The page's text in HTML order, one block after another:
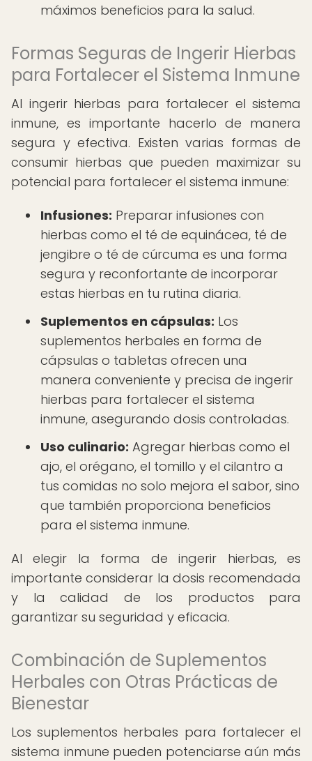
máximos beneficios para la salud.
Formas Seguras de Ingerir Hierbas
para Fortalecer el Sistema Inmune
Al ingerir hierbas para fortalecer el sistema
inmune, es importante hacerlo de manera
segura y efectiva. Existen varias formas de
consumir hierbas que pueden maximizar su
potencial para fortalecer el sistema inmune:
Infusiones: Preparar infusiones con
hierbas como el té de equinácea, té de
jengibre o té de cúrcuma es una forma
segura y reconfortante de incorporar
estas hierbas en tu rutina diaria.
Suplementos en cápsulas: Los
suplementos herbales en forma de
cápsulas o tabletas ofrecen una
manera conveniente y precisa de ingerir
hierbas para fortalecer el sistema
inmune, asegurando dosis controladas.
Uso culinario: Agregar hierbas como el
ajo, el orégano, el tomillo y el cilantro a
tus comidas no solo mejora el sabor, sino
que también proporciona beneficios
para el sistema inmune.
Al elegir la forma de ingerir hierbas, es
importante considerar la dosis recomendada
y la calidad de los productos para
garantizar su seguridad y eficacia.
Combinación de Suplementos
Herbales con Otras Prácticas de
Bienestar
Los suplementos herbales para fortalecer el
sistema inmune pueden potenciarse aún más